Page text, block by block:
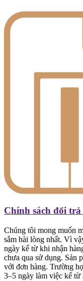
Chính sách đổi
Chúng tôi mong muốn
sắm hài lòng nhất. Vì
ngày kể từ khi nhận
chưa qua sử dụng. Sản
với đơn hàng. Trường
3–5 ngày làm việc kể từ